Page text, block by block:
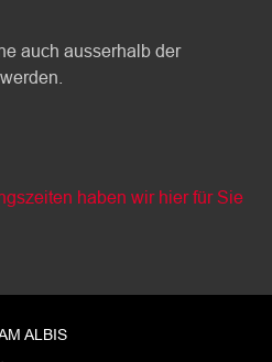
auch ausserhalb der
haben wir hier für Sie
ALBIS